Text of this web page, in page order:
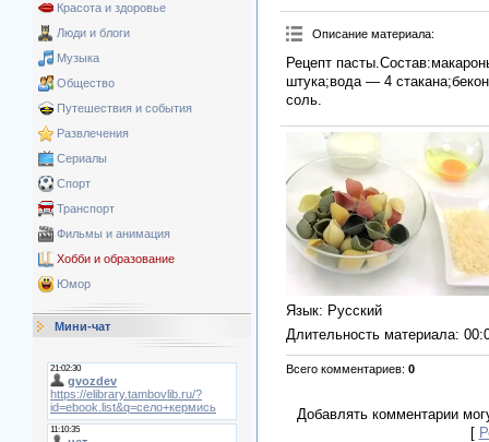
Красота и здоровье
Люди и блоги
Музыка
Общество
Путешествия и события
Развлечения
Сериалы
Спорт
Транспорт
Фильмы и анимация
Хобби и образование
Юмор
Мини-чат
Описание материала:
Рецепт
штука;вода — 4
соль.
Язык: Русский
Длительность материала:
Всего комментариев: 0
Добавлять комментарии
[